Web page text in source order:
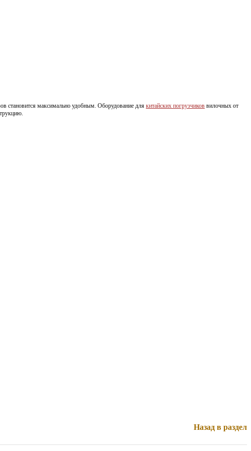
становится максимально удобным. Оборудование для китайских погрузчиков вилочных от
Назад в раздел